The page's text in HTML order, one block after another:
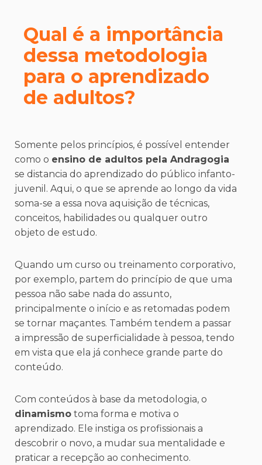
Qual é a importância
dessa metodologia
para o aprendizado
de adultos?
Somente pelos princípios, é possível entender
como o ensino de adultos pela Andragogia
se distancia do aprendizado do público infanto-
juvenil. Aqui, o que se aprende ao longo da vida
soma-se a essa nova aquisição de técnicas,
conceitos, habilidades ou qualquer outro
objeto de estudo.
Quando um curso ou treinamento corporativo,
por exemplo, partem do princípio de que uma
pessoa não sabe nada do assunto,
principalmente o início e as retomadas podem
se tornar maçantes. Também tendem a passar
a impressão de superficialidade à pessoa, tendo
em vista que ela já conhece grande parte do
conteúdo.
Com conteúdos à base da metodologia, o
dinamismo toma forma e motiva o
aprendizado. Ele instiga os profissionais a
descobrir o novo, a mudar sua mentalidade e
praticar a recepção ao conhecimento.